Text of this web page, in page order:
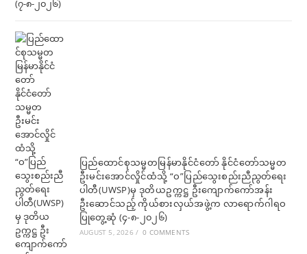
ပြည်ထောင်စုသမ္မတမြန်မာနိုင်ငံတော် နိုင်ငံတော်သမ္မတ
ဦးမင်းအောင်လှိုင်ထံသို့ “ဝ”ပြည်သွေးစည်းညီညွတ်ရေး
ပါတီ(UWSP)မှ ဒုတိယဥက္ကဋ္ဌ ဦးကျောက်ကော်အန်း
ဦးဆောင်သည့် ကိုယ်စားလှယ်အဖွဲ့က လာရောက်ဂါရဝ
ပြုတွေ့ဆုံ (၄-၈-၂၀၂၆)
AUGUST 5, 2026 / 0 COMMENTS